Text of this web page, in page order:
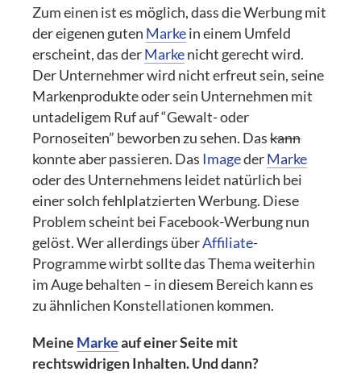
Zum einen ist es möglich, dass die Werbung mit
der eigenen guten Markein einem Umfeld
erscheint, das derMarkenicht gerecht wird.
Der Unternehmer wird nicht erfreut sein, seine
Markenprodukte oder sein Unternehmen mit
untadeligem Ruf auf “Gewalt- oder
Pornoseiten” beworben zu sehen. Daskann
konnte aber passieren. Das ImagederMarke
oder des Unternehmens leidet natürlich bei
einer solch fehlplatzierten Werbung. Diese
Problem scheint bei Facebook-Werbung nun
gelöst. Wer allerdings überAffiliate-
Programme wirbt sollte das Thema weiterhin
im Auge behalten – in diesem Bereich kann es
zu ähnlichen Konstellationen kommen.
Meine Markeauf einer Seite mit
rechtswidrigen Inhalten. Und dann?